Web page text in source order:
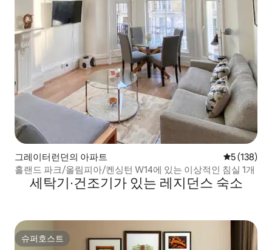
그레이터런던의 아파트 평점 5점(5
5 (138)
홀랜드 파크/올림피아/켄싱턴 W14에 있는 이상적인 침실 1개
세탁기∙건조기가 있는 레지던스 숙소
슈퍼호스트
슈퍼호스트